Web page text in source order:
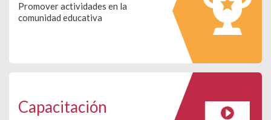
Promover actividades en la
comunidad educativa
Capacitación